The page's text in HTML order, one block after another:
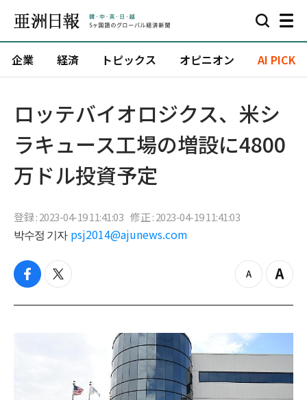
企業 経済 トピックス オピニオン AI PICK
ロッテバイオロジクス、米シ
ラキュース工場の増設に4800
万ドル投資予定
登録 : 2023-04-19 11:41:03 修正 : 2023-04-19 11:41:03
박수정 기자 psj2014@ajunews.com
f
c
t
i
z
o
o
u
t
Z
o
i